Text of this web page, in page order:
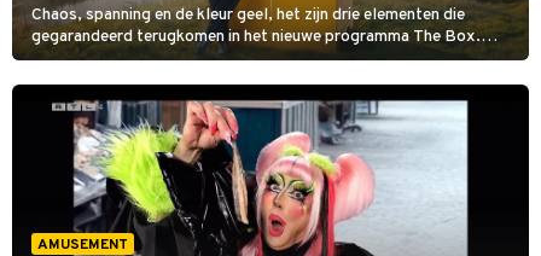
Chaos, spanning en de kleur geel, het zijn drie elementen die
gegarandeerd terugkomen in het nieuwe programma The Box.
Onder leiding van Beau van Erven Dorens komen er allerlei fysieke
en mentale uitdagingen voorbij. En we weten nu wie er meedoen en
de eerste beelden zijn er.
AMUSEMENT